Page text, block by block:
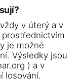
v úterý a v
je možné
Výsledky jsou
) a v
losování.